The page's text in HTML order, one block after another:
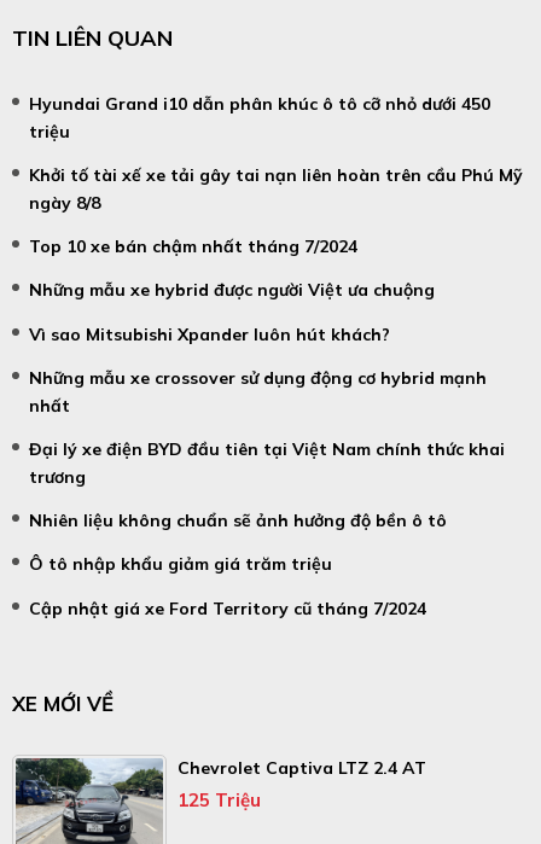
TIN LIÊN QUAN
Hyundai Grand i10 dẫn phân khúc ô tô cỡ nhỏ dưới 450
triệu
Khởi tố tài xế xe tải gây tai nạn liên hoàn trên cầu Phú Mỹ
ngày 8/8
Top 10 xe bán chậm nhất tháng 7/2024
Những mẫu xe hybrid được người Việt ưa chuộng
Vì sao Mitsubishi Xpander luôn hút khách?
Những mẫu xe crossover sử dụng động cơ hybrid mạnh
nhất
Đại lý xe điện BYD đầu tiên tại Việt Nam chính thức khai
trương
Nhiên liệu không chuẩn sẽ ảnh hưởng độ bền ô tô
Ô tô nhập khẩu giảm giá trăm triệu
Cập nhật giá xe Ford Territory cũ tháng 7/2024
XE MỚI VỀ
Chevrolet Captiva LTZ 2.4 AT
125 Triệu